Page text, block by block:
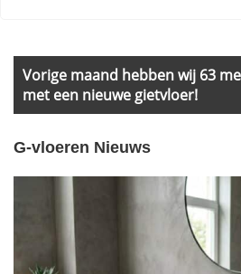
Vorige maand hebben wij 63
met een nieuwe gietvloer!
G-vloeren Nieuws